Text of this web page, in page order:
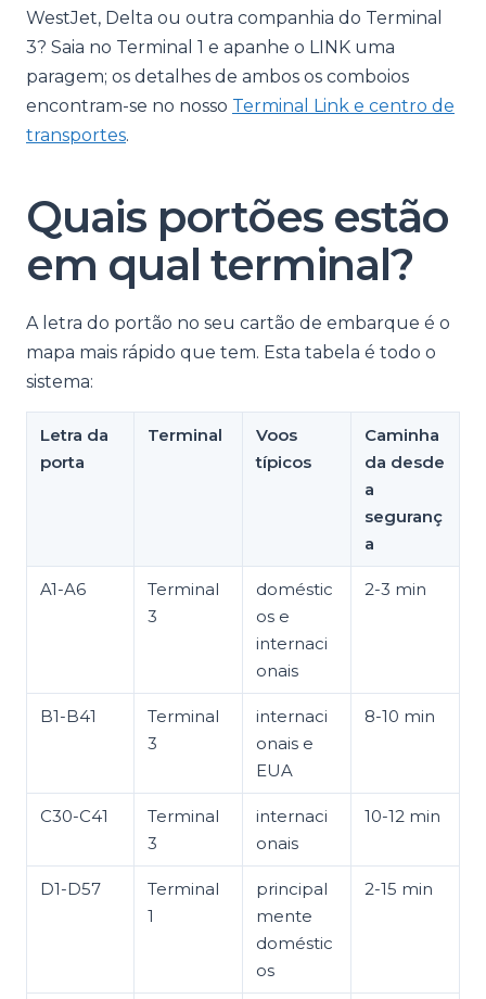
WestJet, Delta ou outra companhia do Terminal
3? Saia no Terminal 1 e apanhe o LINK uma
paragem; os detalhes de ambos os comboios
encontram-se no nosso Terminal Link e centro de
transportes.
Quais portões estão
em qual terminal?
A letra do portão no seu cartão de embarque é o
mapa mais rápido que tem. Esta tabela é todo o
sistema:
Letra da
porta
Terminal
Voos
típicos
Caminha
da desde
a
seguranç
a
A1-A6
Terminal
3
doméstic
os e
internaci
onais
2-3 min
B1-B41
Terminal
3
internaci
onais e
EUA
8-10 min
C30-C41
Terminal
3
internaci
onais
10-12 min
D1-D57
Terminal
1
principal
mente
doméstic
os
2-15 min